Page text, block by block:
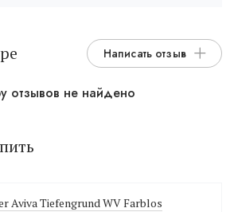
Написать отзыв
отзывов не найдено
Aviva Tiefengrund WV Farblos